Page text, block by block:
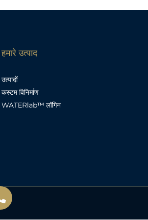
हमारे उत्पाद
उत्पादों
कस्टम विनिर्माण
WATERlab™ लॉगिन